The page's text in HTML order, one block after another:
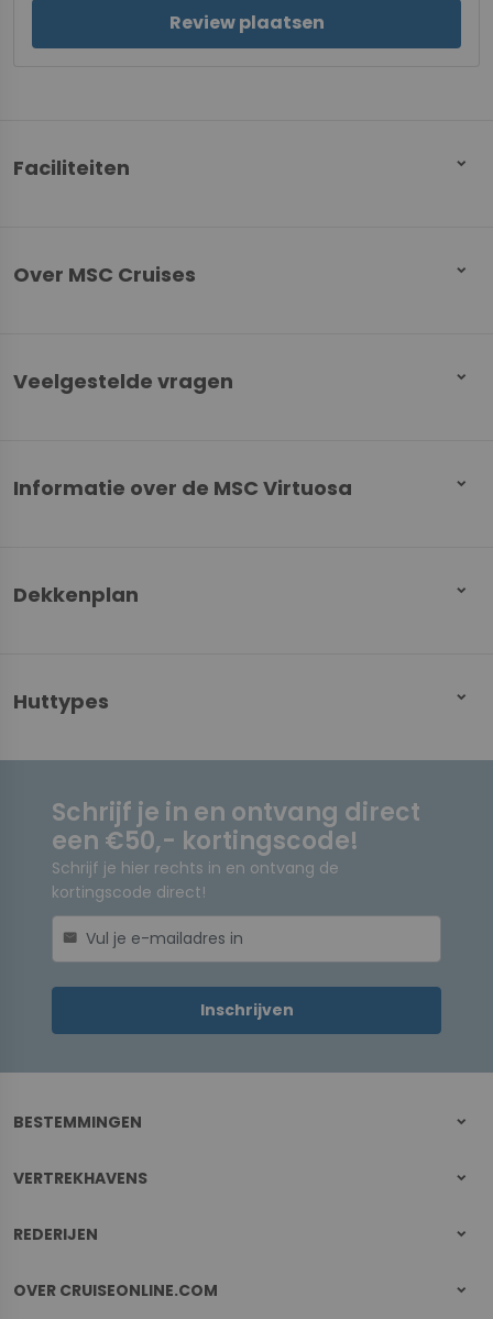
Review plaatsen
Faciliteiten
Over MSC Cruises
Veelgestelde vragen
Informatie over de MSC Virtuosa
Dekkenplan
Huttypes
Schrijf je in en ontvang direct
een €50,- kortingscode!
Schrijf je hier rechts in en ontvang de
kortingscode direct!
mail
Inschrijven
BESTEMMINGEN
VERTREKHAVENS
REDERIJEN
OVER CRUISEONLINE.COM